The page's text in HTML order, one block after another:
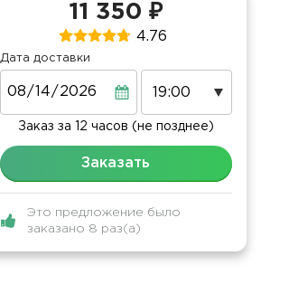
11 350 ₽
4.76
Дата доставки
Заказ за 12 часов (не позднее)
Заказать
Это предложение было
заказано 8 раз(а)